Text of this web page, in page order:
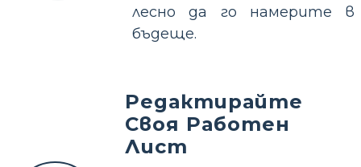
лесно да го намерите в
бъдеще.
Редактирайте
Своя Работен
Лист